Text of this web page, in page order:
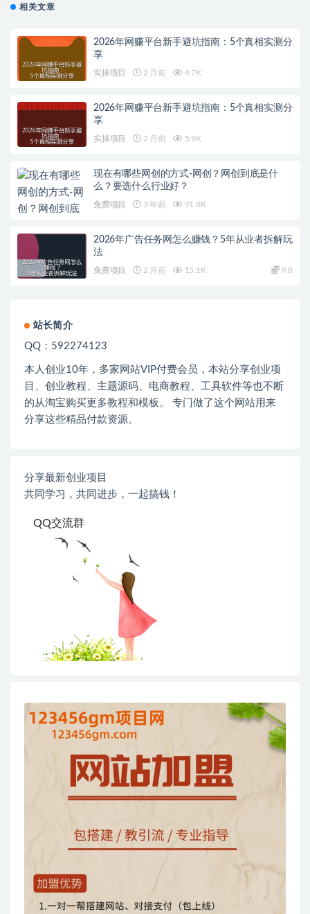
相关文章
2026年网赚平台新手避坑指南：5个真相实测分
享
实操项目 2 月前 4.7K
2026年网赚平台新手避坑指南：5个真相实测分
享
实操项目 2 月前 5.9K
现在有哪些网创的方式-网创？网创到底是什
么？要选什么行业好？
免费项目 3 年前 91.8K
2026年广告任务网怎么赚钱？5年从业者拆解玩
法
免费项目 2 月前 15.1K 9.8
站长简介
QQ：592274123
本人创业10年，多家网站VIP付费会员，本站分享创业项
目、创业教程、主题源码、电商教程、工具软件等也不断
的从淘宝购买更多教程和模板。 专门做了这个网站用来
分享这些精品付款资源。
分享最新创业项目
共同学习，共同进步，一起搞钱！
QQ交流群